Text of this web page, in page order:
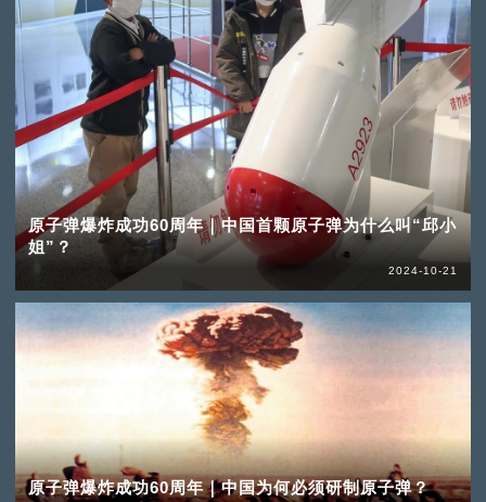
原子弹爆炸成功60周年｜中国首颗原子弹为什么叫“邱小
姐”？
2024-10-21
原子弹爆炸成功60周年｜中国为何必须研制原子弹？